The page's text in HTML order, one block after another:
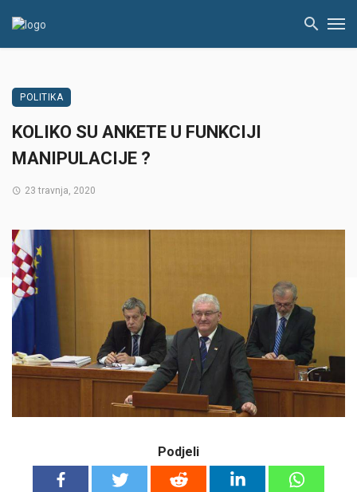
POLITIKA
KOLIKO SU ANKETE U FUNKCIJI
MANIPULACIJE ?
23 travnja, 2020
Podjeli